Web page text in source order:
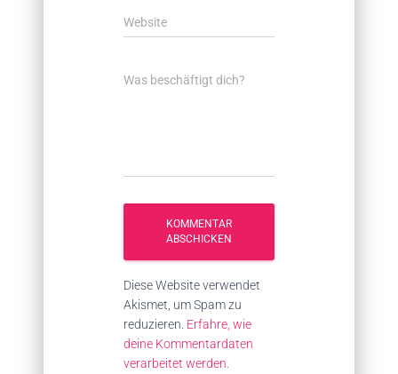
Website
Was beschäftigt dich?
Diese Website verwendet
Akismet, um Spam zu
reduzieren. Erfahre, wie
deine Kommentardaten
verarbeitet werden.